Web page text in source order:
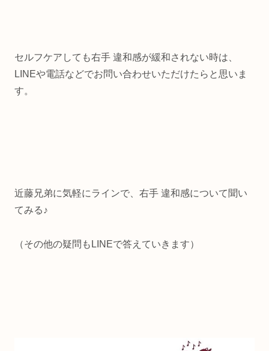
セルフケアしても右手 違和感が緩和されない時は、
LINEや電話などでお問い合わせいただけたらと思いま
す。
近藤兄弟に気軽にラインで、右手 違和感について聞い
てみる♪
（その他の疑問もLINEで答えていきます）